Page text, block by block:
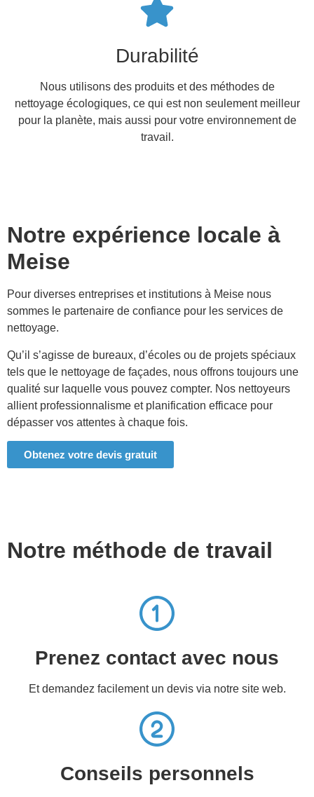
Durabilité
Nous utilisons des produits et des méthodes de
nettoyage écologiques, ce qui est non seulement meilleur
pour la planète, mais aussi pour votre environnement de
travail.
Notre expérience locale à
Meise
Pour diverses entreprises et institutions à Meise nous
sommes le partenaire de confiance pour les services de
nettoyage.
Qu’il s’agisse de bureaux, d’écoles ou de projets spéciaux
tels que le nettoyage de façades, nous offrons toujours une
qualité sur laquelle vous pouvez compter. Nos nettoyeurs
allient professionnalisme et planification efficace pour
dépasser vos attentes à chaque fois.
Obtenez votre devis gratuit
Notre méthode de travail
Prenez contact avec nous
Et demandez facilement un devis via notre site web.
Conseils personnels